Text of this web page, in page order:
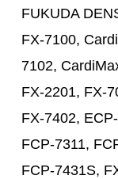
FUKUDA
FX-7100,
7102,
FX-2201, FX-
FX-7402,
FCP-7311,
FCP-7431S,